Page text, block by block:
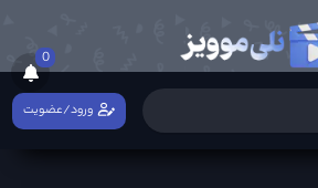
0
ورود/عضویت